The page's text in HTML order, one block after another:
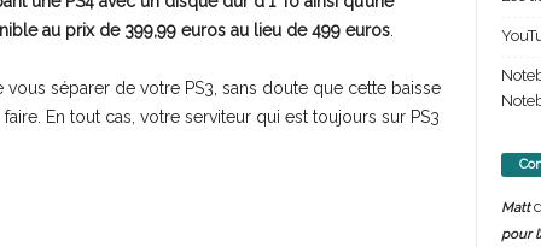
au prix de 399,99 euros au lieu de 499 euros.
séparer de votre PS3, sans doute que cette baisse
En tout cas, votre serviteur qui est toujours sur PS3
Matt
pour